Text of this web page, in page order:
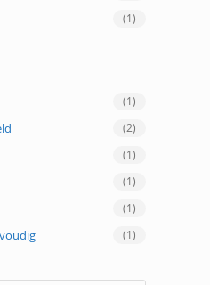
(1)
(1)
(2)
(1)
(1)
(1)
(1)